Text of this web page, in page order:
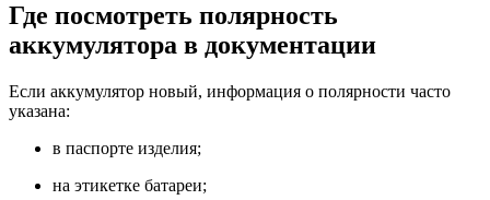
Где посмотреть полярность
аккумулятора в документации
Если аккумулятор новый, информация о полярности часто
указана:
в паспорте изделия;
на этикетке батареи;